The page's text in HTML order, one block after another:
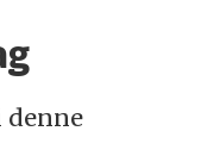
denne